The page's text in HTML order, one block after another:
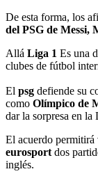
De esta forma, los
del PSG de Messi,
Allá Liga 1 Es una
clubes de fútbol
El psg defiende su
como Olímpico de
dar la sorpresa en la
El acuerdo permitirá
eurosport dos
inglés.